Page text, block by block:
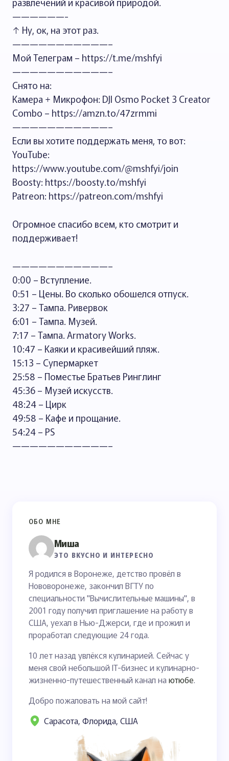
——————-
↑ Ну, ок, на этот раз.
———————————–
Мой Телеграм – https://t.me/mshfyi
———————————–
Снято на:
Камера + Микрофон: DJI Osmo Pocket 3 Creator
Combo – https://amzn.to/47zrmmi
———————————–
Если вы хотите поддержать меня, то вот:
YouTube:
https://www.youtube.com/@mshfyi/join
Boosty: https://boosty.to/mshfyi
Patreon: https://patreon.com/mshfyi
Огромное спасибо всем, кто смотрит и
поддерживает!
———————————–
0:00 – Вступление.
0:51 – Цены. Во сколько обошелся отпуск.
3:27 – Тампа. Ривервок
6:01 – Тампа. Музей.
7:17 – Тампа. Armatory Works.
10:47 – Каяки и красивейший пляж.
15:13 – Супермаркет
25:58 – Поместье Братьев Ринглинг
45:36 – Музей искусств.
48:24 – Цирк
49:58 – Кафе и прощание.
54:24 – PS
———————————–
ОБО МНЕ
Миша
ЭТО ВКУСНО И ИНТЕРЕСНО
Я родился в Воронеже, детство провёл в
Нововоронеже, закончил ВГТУ по
специальности "Вычислительные машины", в
2001 году получил приглашение на работу в
США, уехал в Нью-Джерси, где и прожил и
проработал следующие 24 года.
10 лет назад увлёкся кулинарией. Сейчас у
меня свой небольшой IT-бизнес и кулинарно-
жизненно-путешественный канал на ютюбе.
Добро пожаловать на мой сайт!
Сарасота, Флорида, США